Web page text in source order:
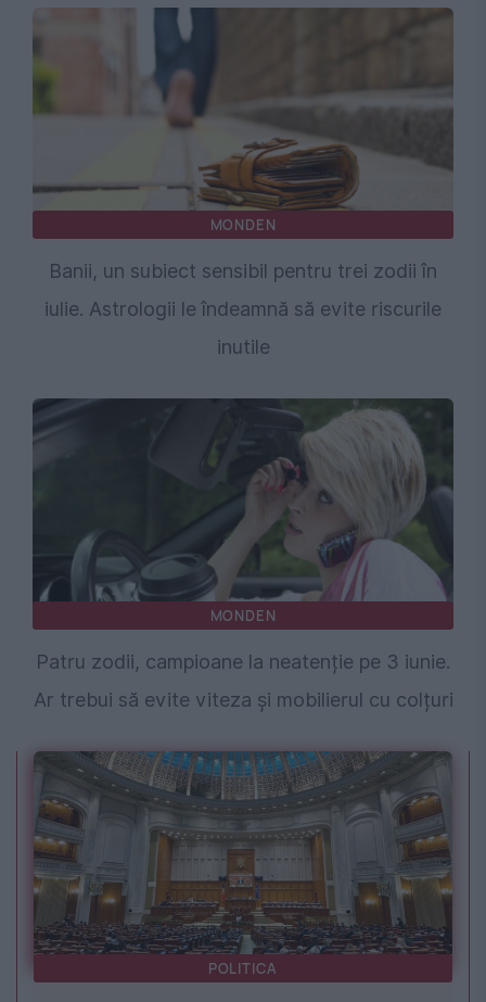
MONDEN
Banii, un subiect sensibil pentru trei zodii în
iulie. Astrologii le îndeamnă să evite riscurile
inutile
MONDEN
Patru zodii, campioane la neatenție pe 3 iunie.
Ar trebui să evite viteza și mobilierul cu colțuri
POLITICA